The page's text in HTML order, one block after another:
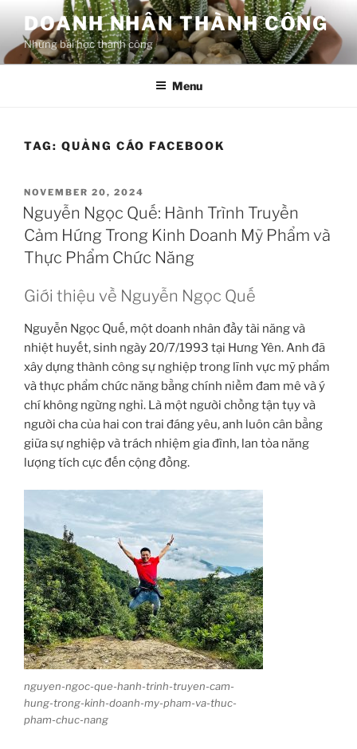
content
DOANH NHÂN THÀNH CÔNG
Những bài học thành công
Menu
TAG: QUẢNG CÁO FACEBOOK
POSTED
ON
NOVEMBER 20, 2024
Nguyễn Ngọc Quế: Hành Trình Truyền
Cảm Hứng Trong Kinh Doanh Mỹ Phẩm và
Thực Phẩm Chức Năng
Giới thiệu về Nguyễn Ngọc Quế
Nguyễn Ngọc Quế, một doanh nhân đầy tài năng và
nhiệt huyết, sinh ngày 20/7/1993 tại Hưng Yên. Anh đã
xây dựng thành công sự nghiệp trong lĩnh vực mỹ phẩm
và thực phẩm chức năng bằng chính niềm đam mê và ý
chí không ngừng nghỉ. Là một người chồng tận tụy và
người cha của hai con trai đáng yêu, anh luôn cân bằng
giữa sự nghiệp và trách nhiệm gia đình, lan tỏa năng
lượng tích cực đến cộng đồng.
nguyen-ngoc-que-hanh-trinh-truyen-cam-
hung-trong-kinh-doanh-my-pham-va-thuc-
pham-chuc-nang